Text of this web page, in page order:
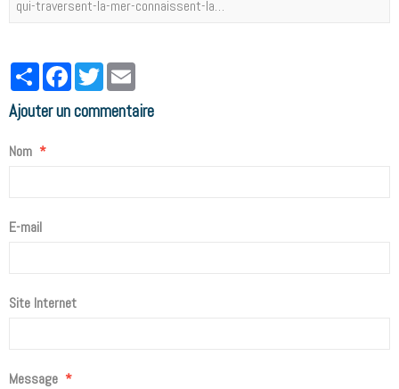
qui-traversent-la-mer-connaissent-la…
PartagerFacebookTwitter
Ajouter un commentaire
Nom
E-mail
Site Internet
Message